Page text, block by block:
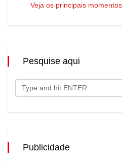
Veja os principais
Pesquise aqui
Publicidade